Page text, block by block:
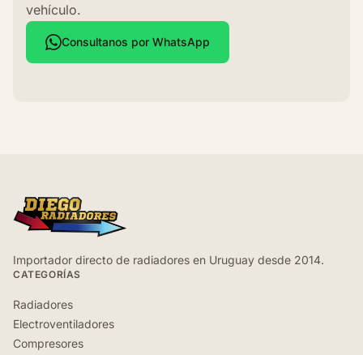
vehículo.
Consultanos por WhatsApp
Importador directo de radiadores en Uruguay desde 2014.
CATEGORÍAS
Radiadores
Electroventiladores
Compresores